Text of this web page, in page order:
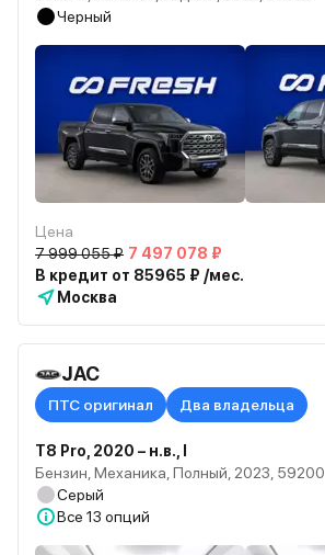
Черный
Цена
7 999 055 ₽ 7 497 078 ₽
В кредит от 85965 ₽ /мес.
Москва
JAC
ПТС оригинал Два владельца
T8 Pro, 2020 – н.в., I
Бензин, Механика, Полный, 2023, 59200
Серый
Все 13 опций